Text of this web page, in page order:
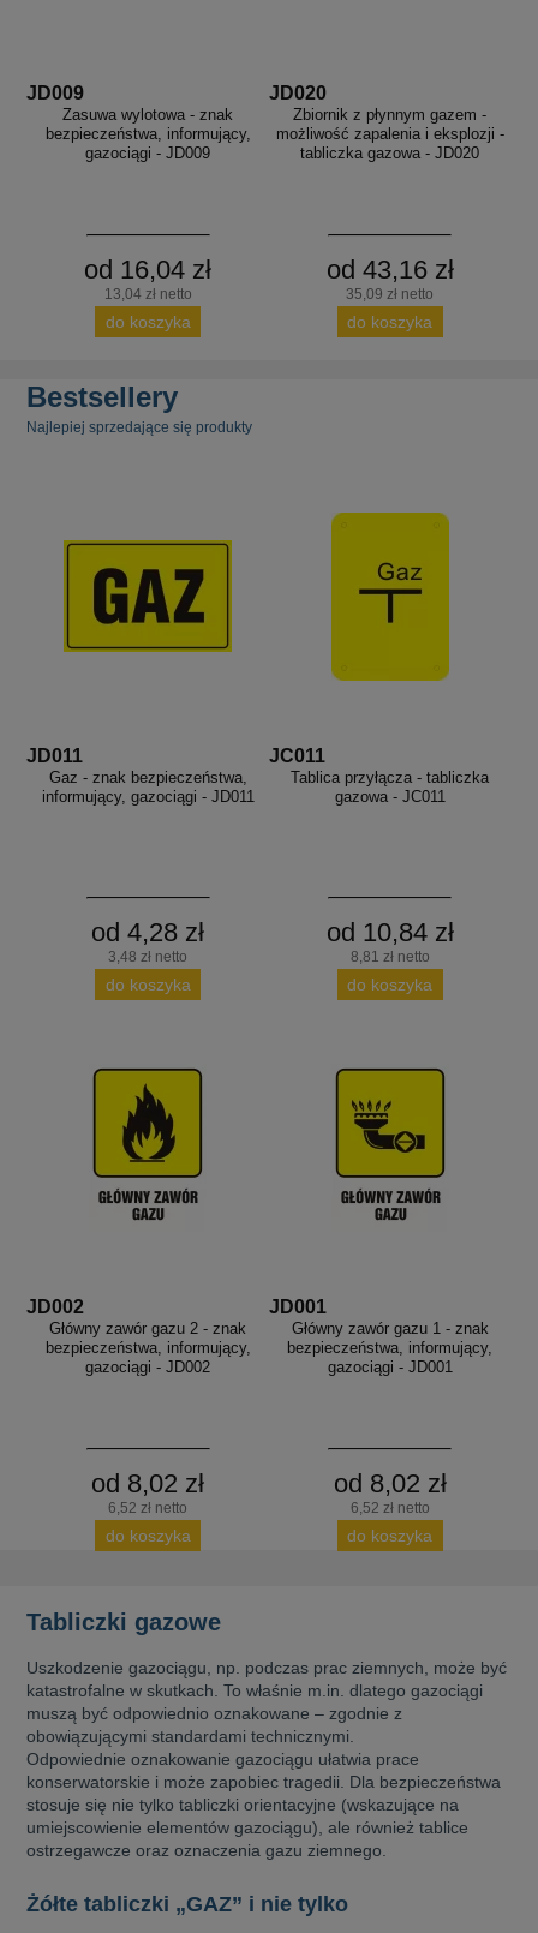
JD009
Zasuwa wylotowa - znak
bezpieczeństwa, informujący,
gazociągi - JD009
od 16,04 zł
13,04 zł netto
do koszyka
JD020
Zbiornik z płynnym gazem -
możliwość zapalenia i eksplozji -
tabliczka gazowa - JD020
od 43,16 zł
35,09 zł netto
do koszyka
Bestsellery
Najlepiej sprzedające się produkty
JD011
Gaz - znak bezpieczeństwa,
informujący, gazociągi - JD011
od 4,28 zł
3,48 zł netto
do koszyka
JC011
Tablica przyłącza - tabliczka
gazowa - JC011
od 10,84 zł
8,81 zł netto
do koszyka
JD002
Główny zawór gazu 2 - znak
bezpieczeństwa, informujący,
gazociągi - JD002
od 8,02 zł
6,52 zł netto
do koszyka
JD001
Główny zawór gazu 1 - znak
bezpieczeństwa, informujący,
gazociągi - JD001
od 8,02 zł
6,52 zł netto
do koszyka
Tabliczki gazowe
Uszkodzenie gazociągu, np. podczas prac ziemnych, może być
katastrofalne w skutkach. To właśnie m.in. dlatego gazociągi
muszą być odpowiednio oznakowane – zgodnie z
obowiązującymi standardami technicznymi.
Odpowiednie oznakowanie gazociągu ułatwia prace
konserwatorskie i może zapobiec tragedii. Dla bezpieczeństwa
stosuje się nie tylko tabliczki orientacyjne (wskazujące na
umiejscowienie elementów gazociągu), ale również tablice
ostrzegawcze oraz oznaczenia gazu ziemnego.
Żółte tabliczki „GAZ” i nie tylko